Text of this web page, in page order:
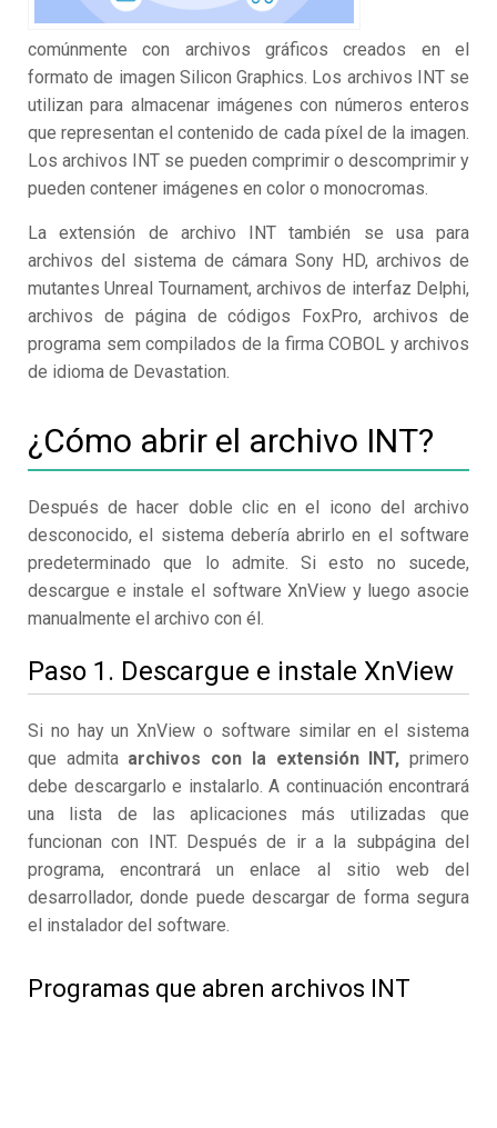
comúnmente con archivos gráficos creados en el
formato de imagen Silicon Graphics. Los archivos INT se
utilizan para almacenar imágenes con números enteros
que representan el contenido de cada píxel de la imagen.
Los archivos INT se pueden comprimir o descomprimir y
pueden contener imágenes en color o monocromas.
La extensión de archivo INT también se usa para
archivos del sistema de cámara Sony HD, archivos de
mutantes Unreal Tournament, archivos de interfaz Delphi,
archivos de página de códigos FoxPro, archivos de
programa sem compilados de la firma COBOL y archivos
de idioma de Devastation.
¿Cómo abrir el archivo INT?
Después de hacer doble clic en el icono del archivo
desconocido, el sistema debería abrirlo en el software
predeterminado que lo admite. Si esto no sucede,
descargue e instale el software XnView y luego asocie
manualmente el archivo con él.
Paso 1. Descargue e instale XnView
Si no hay un XnView o software similar en el sistema
que admita archivos con la extensión INT, primero
debe descargarlo e instalarlo. A continuación encontrará
una lista de las aplicaciones más utilizadas que
funcionan con INT. Después de ir a la subpágina del
programa, encontrará un enlace al sitio web del
desarrollador, donde puede descargar de forma segura
el instalador del software.
Programas que abren archivos INT